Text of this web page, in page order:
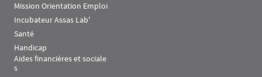
Mission Orientation Emploi
Incubateur Assas Lab'
Santé
Handicap
Aides financières et sociale
s